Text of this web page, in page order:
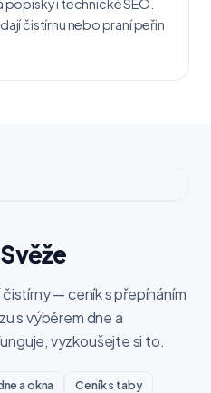
i technické SEO.
čistírnu nebo praní peřin
— ceník s přepínáním
s výběrem dne a
vyzkoušejte si to.
a okna
Ceník s taby